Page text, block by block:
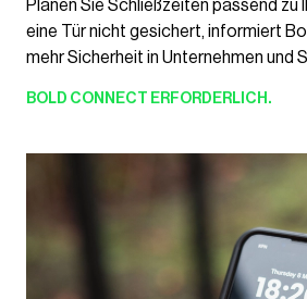
Planen Sie Schließzeiten passend zu
eine Tür nicht gesichert, informiert
mehr Sicherheit in Unternehmen und
BOLD CONNECT ERFORDERLICH.